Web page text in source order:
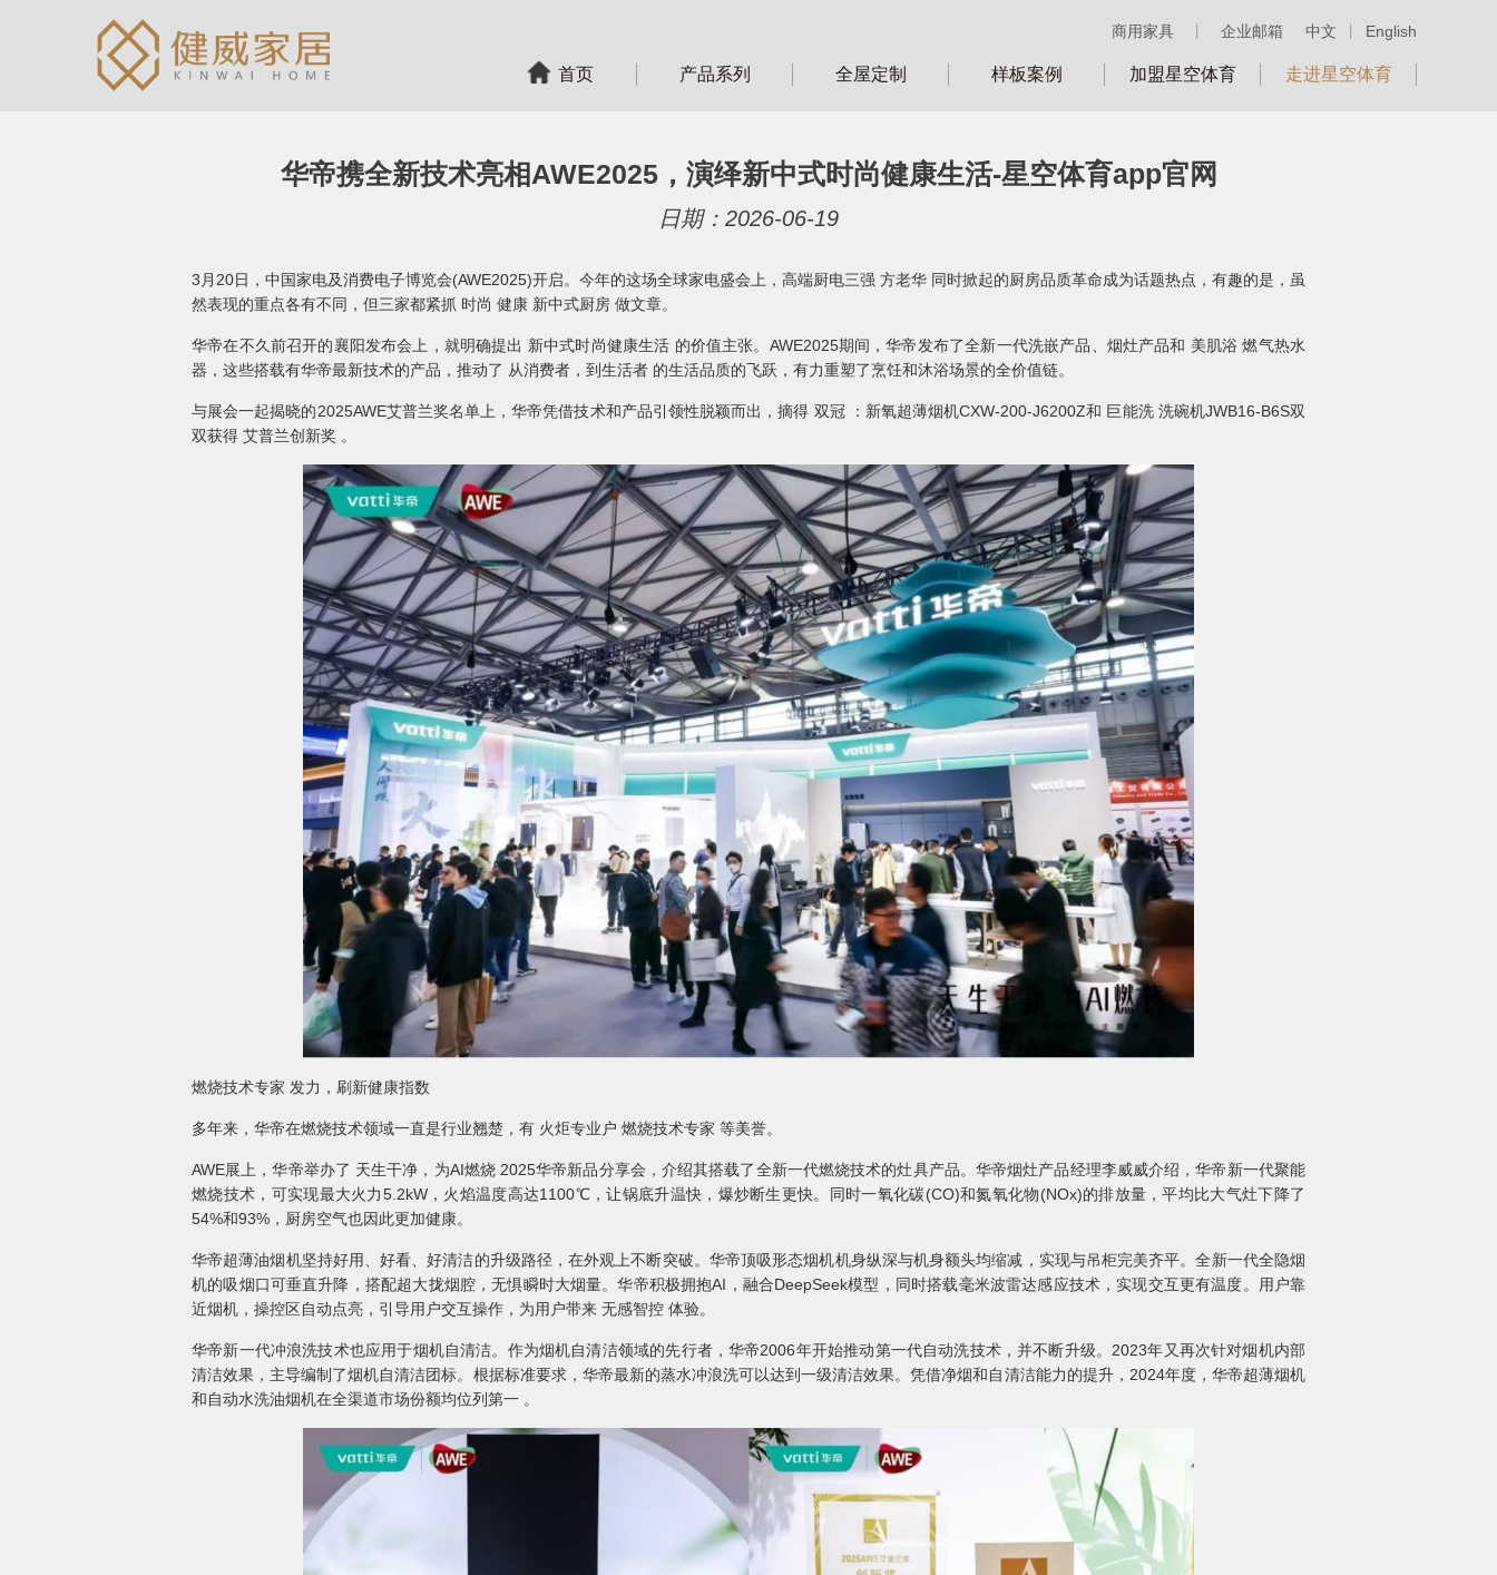
中文 English
商用家具 企业邮箱
首页 产品系列 全屋定制 样板案例 加盟星空体育 走进星空体育
华帝携全新技术亮相AWE2025，演绎新中式时尚健康生活-星空体育app官网
日期：2026-06-19
3月20日，中国家电及消费电子博览会(AWE2025)开启。今年的这场全球家电盛会上，高端厨电三强 方老华 同时掀起的厨房品质革命成为话题热点，有趣的是，虽
然表现的重点各有不同，但三家都紧抓 时尚 健康 新中式厨房 做文章。
华帝在不久前召开的襄阳发布会上，就明确提出 新中式时尚健康生活 的价值主张。AWE2025期间，华帝发布了全新一代洗嵌产品、烟灶产品和 美肌浴 燃气热水
器，这些搭载有华帝最新技术的产品，推动了 从消费者，到生活者 的生活品质的飞跃，有力重塑了烹饪和沐浴场景的全价值链。
与展会一起揭晓的2025AWE艾普兰奖名单上，华帝凭借技术和产品引领性脱颖而出，摘得 双冠 ：新氧超薄烟机CXW-200-J6200Z和 巨能洗 洗碗机JWB16-B6S双
双获得 艾普兰创新奖 。
燃烧技术专家 发力，刷新健康指数
多年来，华帝在燃烧技术领域一直是行业翘楚，有 火炬专业户 燃烧技术专家 等美誉。
AWE展上，华帝举办了 天生干净，为AI燃烧 2025华帝新品分享会，介绍其搭载了全新一代燃烧技术的灶具产品。华帝烟灶产品经理李威威介绍，华帝新一代聚能
燃烧技术，可实现最大火力5.2kW，火焰温度高达1100℃，让锅底升温快，爆炒断生更快。同时一氧化碳(CO)和氮氧化物(NOx)的排放量，平均比大气灶下降了
54%和93%，厨房空气也因此更加健康。
华帝超薄油烟机坚持好用、好看、好清洁的升级路径，在外观上不断突破。华帝顶吸形态烟机机身纵深与机身额头均缩减，实现与吊柜完美齐平。全新一代全隐烟
机的吸烟口可垂直升降，搭配超大拢烟腔，无惧瞬时大烟量。华帝积极拥抱AI，融合DeepSeek模型，同时搭载毫米波雷达感应技术，实现交互更有温度。用户靠
近烟机，操控区自动点亮，引导用户交互操作，为用户带来 无感智控 体验。
华帝新一代冲浪洗技术也应用于烟机自清洁。作为烟机自清洁领域的先行者，华帝2006年开始推动第一代自动洗技术，并不断升级。2023年又再次针对烟机内部
清洁效果，主导编制了烟机自清洁团标。根据标准要求，华帝最新的蒸水冲浪洗可以达到一级清洁效果。凭借净烟和自清洁能力的提升，2024年度，华帝超薄烟机
和自动水洗油烟机在全渠道市场份额均位列第一 。